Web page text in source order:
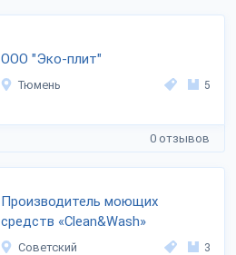
ООО "Эко-плит"
Тюмень 5
0 отзывов
Производитель моющих
средств «Clean&Wash»
Советский 3